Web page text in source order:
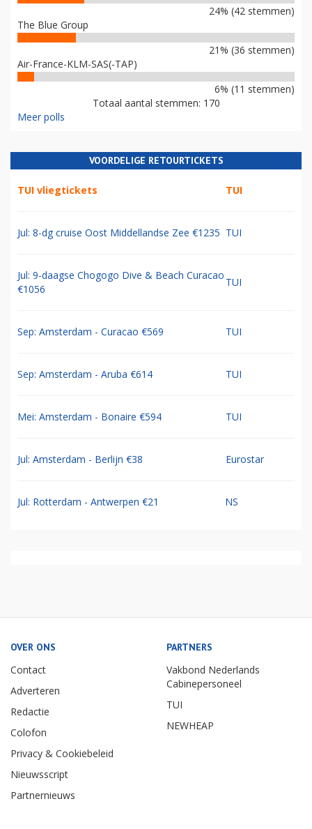
24% (42 stemmen)
The Blue Group
21% (36 stemmen)
Air-France-KLM-SAS(-TAP)
6% (11 stemmen)
Totaal aantal stemmen: 170
Meer polls
VOORDELIGE RETOURTICKETS
TUI vliegtickets TUI
Jul: 8-dg cruise Oost Middellandse Zee €1235 TUI
Jul: 9-daagse Chogogo Dive & Beach Curacao
€1056
TUI
Sep: Amsterdam - Curacao €569 TUI
Sep: Amsterdam - Aruba €614 TUI
Mei: Amsterdam - Bonaire €594 TUI
Jul: Amsterdam - Berlijn €38 Eurostar
Jul: Rotterdam - Antwerpen €21 NS
OVER ONS
Contact
Adverteren
Redactie
Colofon
Privacy & Cookiebeleid
Nieuwsscript
Partnernieuws
PARTNERS
Vakbond Nederlands
Cabinepersoneel
TUI
NEWHEAP